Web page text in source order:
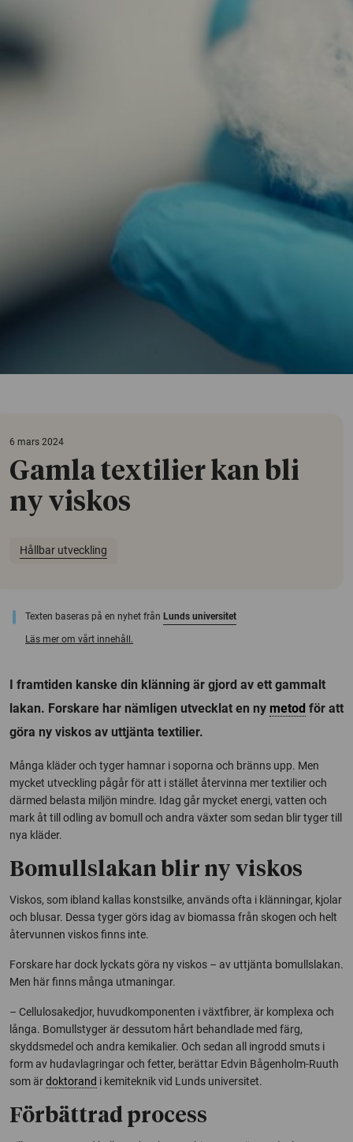
6 mars 2024
Gamla textilier kan bli
ny viskos
Hållbar utveckling
Texten baseras på en nyhet från Lunds universitet
Läs mer om vårt innehåll.
I framtiden kanske din klänning är gjord av ett gammalt
lakan. Forskare har nämligen utvecklat en ny metod för att
göra ny viskos av uttjänta textilier.
Många kläder och tyger hamnar i soporna och bränns upp. Men
mycket utveckling pågår för att i stället återvinna mer textilier och
därmed belasta miljön mindre. Idag går mycket energi, vatten och
mark åt till odling av bomull och andra växter som sedan blir tyger till
nya kläder.
Bomullslakan blir ny viskos
Viskos, som ibland kallas konstsilke, används ofta i klänningar, kjolar
och blusar. Dessa tyger görs idag av biomassa från skogen och helt
återvunnen viskos finns inte.
Forskare har dock lyckats göra ny viskos – av uttjänta bomullslakan.
Men här finns många utmaningar.
– Cellulosakedjor, huvudkomponenten i växtfibrer, är komplexa och
långa. Bomullstyger är dessutom hårt behandlade med färg,
skyddsmedel och andra kemikalier. Och sedan all ingrodd smuts i
form av hudavlagringar och fetter, berättar Edvin Bågenholm-Ruuth
som ärdoktorand i kemiteknik vid Lunds universitet.
Förbättrad process